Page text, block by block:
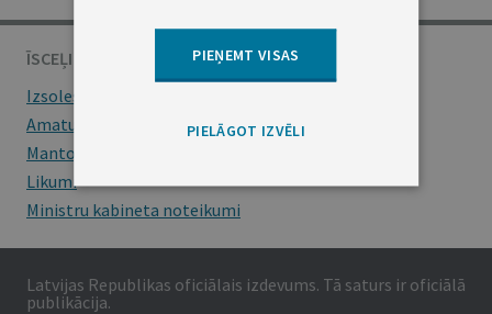
ĪSCEĻI
Izsoles
Amatu konkursi
Mantojumu ziņas
Likumi
Ministru kabineta noteikumi
Latvijas Republikas oficiālais izdevums. Tā saturs ir oficiālā
publikācija.
PIEŅEMT VISAS
PIELĀGOT IZVĒLI